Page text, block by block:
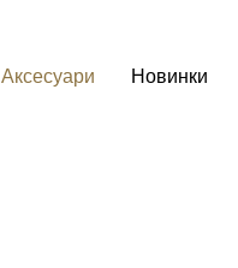
Аксесуари Новинки